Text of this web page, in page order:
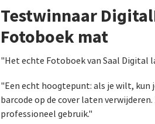
Testwinnaar
Fotoboek mat
"Het echte Fotoboek van Saal Digital
"Een echt hoogtepunt: als je wilt, kun
barcode op de cover laten
professioneel gebruik."